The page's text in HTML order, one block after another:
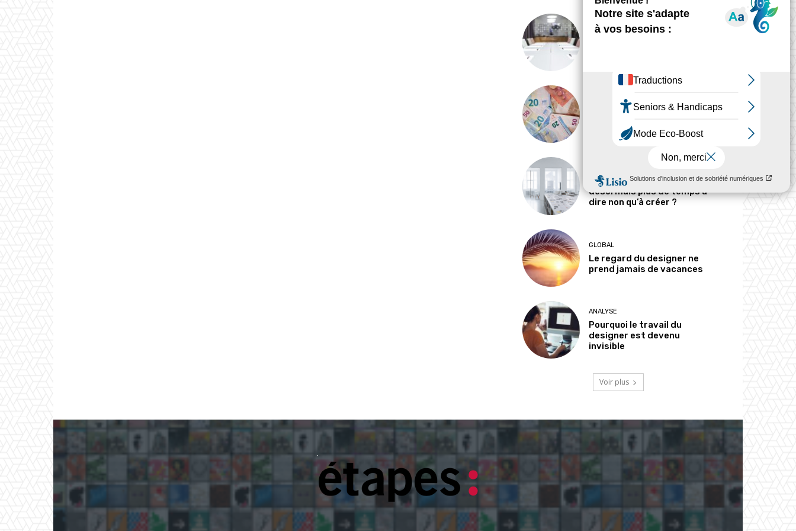
ANALYSE
Pourquoi les designers
parlent-ils si peu d’argent ?
Le designer passe-t-il
désormais plus de temps à
dire non qu’à créer ?
GLOBAL
Le regard du designer ne
prend jamais de vacances
ANALYSE
Pourquoi le travail du
designer est devenu
invisible
Voir plus